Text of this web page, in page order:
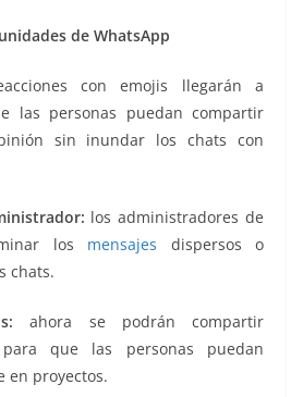
de WhatsApp
con emojis llegarán a
las personas puedan compartir
sin inundar los chats con
los administradores de
los mensajes dispersos o
chats.
ahora se podrán compartir
que las personas puedan
en proyectos.